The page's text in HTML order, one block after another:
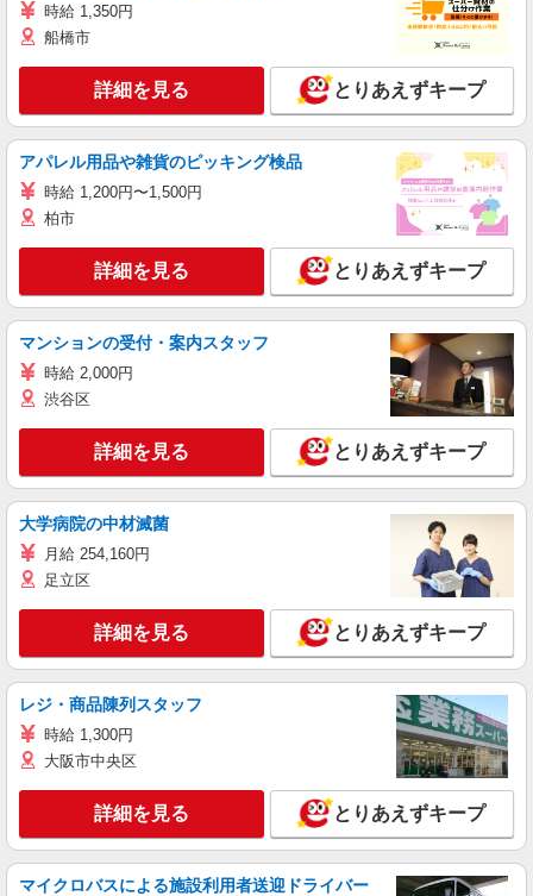
時給 1,350円
船橋市
詳細を見る とりあえずキープ
アパレル用品や雑貨のピッキング検品
時給 1,200円〜1,500円
柏市
詳細を見る とりあえずキープ
マンションの受付・案内スタッフ
時給 2,000円
渋谷区
詳細を見る とりあえずキープ
大学病院の中材滅菌
月給 254,160円
足立区
詳細を見る とりあえずキープ
レジ・商品陳列スタッフ
時給 1,300円
大阪市中央区
詳細を見る とりあえずキープ
マイクロバスによる施設利用者送迎ドライバー